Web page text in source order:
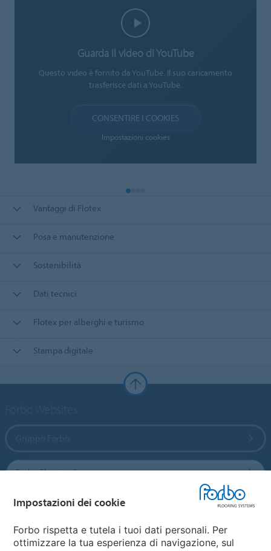
Guarda il video di YouTube
Questo video è fornito da YouTube. Il suo caricamento
trasferisce dati a YouTube.
CONSENTIRE I COOKIES
Impostazioni cookies
Vantaggi di Flotex
Posa e manutenzione
Sostenibilità
Dati tecnici
Flotex per alberghi e turismo
Stampa digitale
Forbo Flooring Systems
Forbo Movement Systems
Impostazioni dei cookie
Forbo rispetta e tutela i tuoi dati personali. Per
ottimizzare la tua esperienza di navigazione, sul